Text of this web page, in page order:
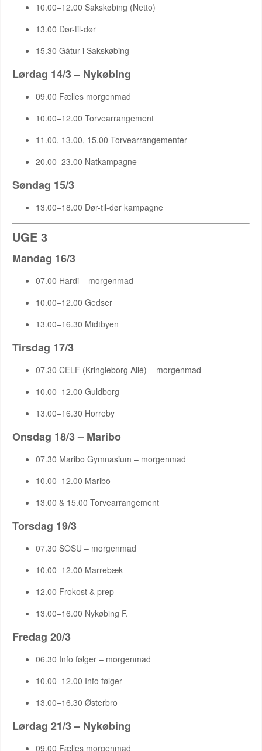
10.00–12.00 Sakskøbing (Netto)
13.00 Dør-til-dør
15.30 Gåtur i Sakskøbing
Lørdag 14/3 – Nykøbing
09.00 Fælles morgenmad
10.00–12.00 Torvearrangement
11.00, 13.00, 15.00 Torvearrangementer
20.00–23.00 Natkampagne
Søndag 15/3
13.00–18.00 Dør-til-dør kampagne
UGE 3
Mandag 16/3
07.00 Hardi – morgenmad
10.00–12.00 Gedser
13.00–16.30 Midtbyen
Tirsdag 17/3
07.30 CELF (Kringleborg Allé) – morgenmad
10.00–12.00 Guldborg
13.00–16.30 Horreby
Onsdag 18/3 – Maribo
07.30 Maribo Gymnasium – morgenmad
10.00–12.00 Maribo
13.00 & 15.00 Torvearrangement
Torsdag 19/3
07.30 SOSU – morgenmad
10.00–12.00 Marrebæk
12.00 Frokost & prep
13.00–16.00 Nykøbing F.
Fredag 20/3
06.30 Info følger – morgenmad
10.00–12.00 Info følger
13.00–16.30 Østerbro
Lørdag 21/3 – Nykøbing
09.00 Fælles morgenmad